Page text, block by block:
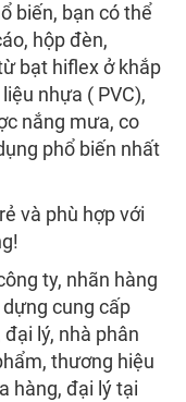
biến, bạn có thể
hộp đèn,
bạt hiflex ở khắp
nhựa ( PVC),
nắng mưa, co
phổ biến nhất
và phù hợp với
ty, nhãn hàng
cung cấp
lý, nhà phân
thương hiệu
hàng, đại lý tại